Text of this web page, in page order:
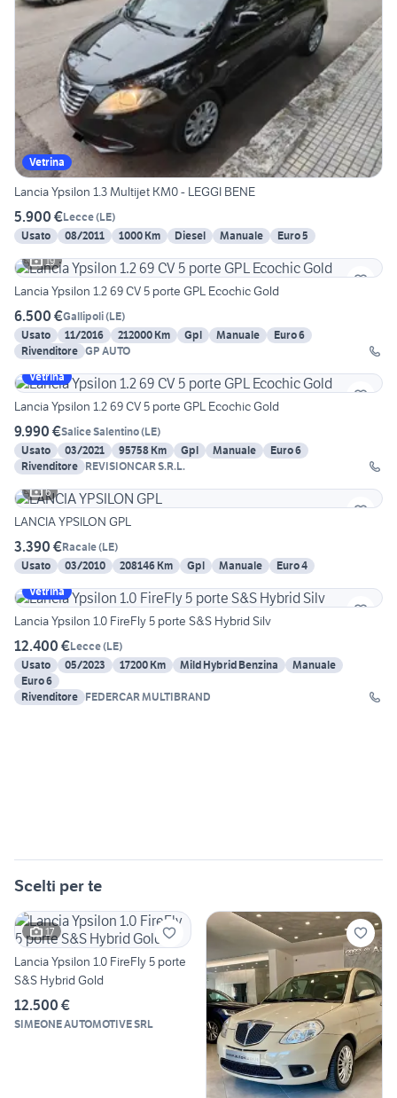
Vetrina
Lancia Ypsilon 1.3 Multijet KM0 - LEGGI BENE
5.900 €Lecce(LE)
Usato
08/2011 1000 Km Diesel Manuale
Euro 5
19
Lancia Ypsilon 1.2 69 CV 5 porte GPL Ecochic Gold
6.500 €Gallipoli(LE)
Usato
11/2016 212000 Km Gpl Manuale
Euro 6
Rivenditore GP AUTO
Vetrina
Lancia Ypsilon 1.2 69 CV 5 porte GPL Ecochic Gold
9.990 €Salice Salentino(LE)
Usato
03/2021 95758 Km Gpl Manuale
Euro 6
Rivenditore REVISIONCAR S.R.L.
6
LANCIA YPSILON GPL
3.390 €Racale(LE)
Usato
03/2010 208146 Km Gpl Manuale
Euro 4
Vetrina
Lancia Ypsilon 1.0 FireFly 5 porte S&S Hybrid Silv
12.400 €Lecce(LE)
Usato
05/2023 17200 Km Mild Hybrid Benzina
Manuale
Euro 6
Rivenditore FEDERCAR MULTIBRAND
Scelti per te
17
Lancia Ypsilon 1.0 FireFly 5 porte
S&S Hybrid Gold
12.500 €
SIMEONE AUTOMOTIVE SRL